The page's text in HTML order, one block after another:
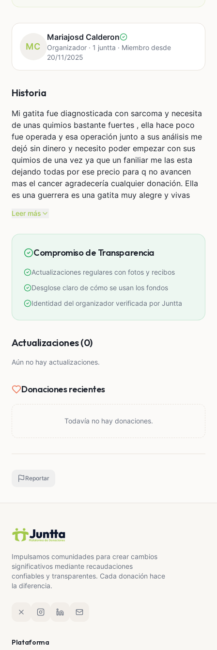
MC
Mariajosd Calderon
Organizador · 1 juntta · Miembro desde
20/11/2025
Historia
Mi gatita fue diagnosticada con sarcoma y necesita
de unas quimios bastante fuertes , ella hace poco
fue operada y esa operación junto a sus análisis me
dejó sin dinero y necesito poder empezar con sus
quimios de una vez ya que un faniliar me las esta
dejando todas por ese precio para q no avancen
mas el cancer agradecería cualquier donación. Ella
es una guerrera es una gatita muy alegre y vivas
Leer más
Compromiso de Transparencia
Actualizaciones regulares con fotos y recibos
Desglose claro de cómo se usan los fondos
Identidad del organizador verificada por Juntta
Actualizaciones (0)
Aún no hay actualizaciones.
Donaciones recientes
Todavía no hay donaciones.
Reportar
Impulsamos comunidades para crear cambios
significativos mediante recaudaciones
confiables y transparentes. Cada donación hace
la diferencia.
Plataforma